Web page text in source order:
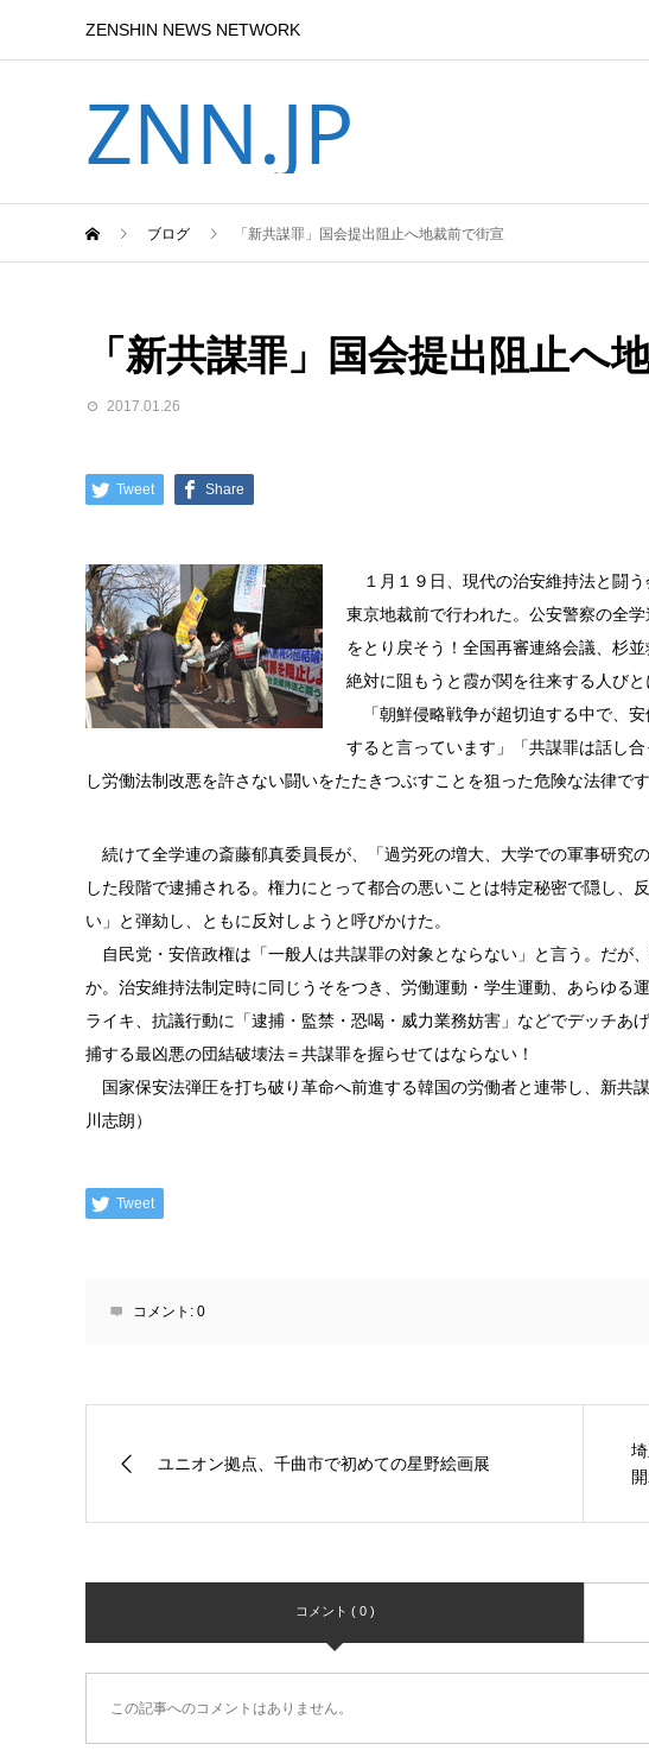
ZENSHIN NEWS NETWORK
ZNN.JP
ブログ 「新共謀罪」国会提出阻止へ地裁前で街宣
「新共謀罪」国会提出阻止へ
2017.01.26
Tweet Share
１月１９日、現代の治安維持法と闘
東京地裁前で行われた。公安警察の全
をとり戻そう！全国再審連絡会議、杉
絶対に阻もうと霞が関を往来する人びと
「朝鮮侵略戦争が超切迫する中で、
すると言っています」「共謀罪は話し
し労働法制改悪を許さない闘いをたたきつぶすことを狙った危険な法律で
続けて全学連の斎藤郁真委員長が、「過労死の増大、大学での軍事研究
した段階で逮捕される。権力にとって都合の悪いことは特定秘密で隠し、
い」と弾劾し、ともに反対しようと呼びかけた。
自民党・安倍政権は「一般人は共謀罪の対象とならない」と言う。だが
か。治安維持法制定時に同じうそをつき、労働運動・学生運動、あらゆる
ライキ、抗議行動に「逮捕・監禁・恐喝・威力業務妨害」などでデッチあ
捕する最凶悪の団結破壊法＝共謀罪を握らせてはならない！
国家保安法弾圧を打ち破り革命へ前進する韓国の労働者と連帯し、新共
川志朗）
Tweet
コメント: 0
ユニオン拠点、千曲市で初めての星野絵画展
コメント ( 0 )
この記事へのコメントはありません。